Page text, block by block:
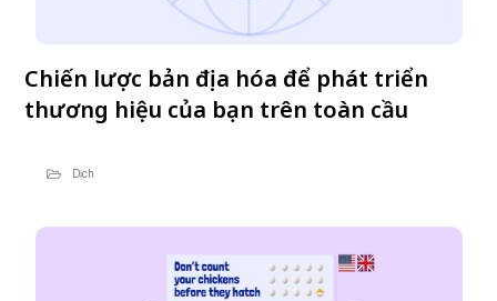
Chiến lược bản địa hóa để phát triển
thương hiệu của bạn trên toàn cầu
Dịch